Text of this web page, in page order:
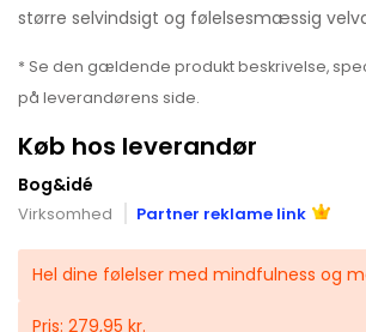
større selvindsigt og følelsesmæssig
* Se den gældende produkt beskrivelse,
på leverandørens side.
Køb hos leverandør
Bog&idé
Virksomhed Partner reklame link
Hel dine følelser med mindfulness og
Pris: 279,95 kr.